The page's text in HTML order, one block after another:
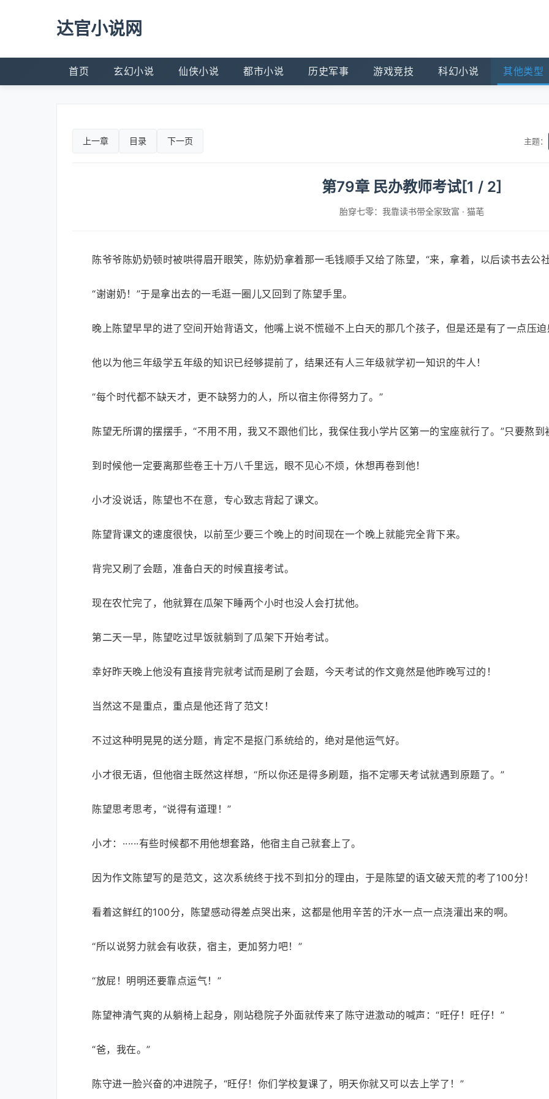
达官小说网
首页 玄幻小说 仙侠小说 都市小说 历史军事 游戏竞技 科幻小说 其他类型
上一章 目录 下一页 主题：
第79章 民办教师考试[1 / 2]
胎穿七零：我靠读书带全家致富 · 猫芼
陈爷爷陈奶奶顿时被哄得眉开眼笑，陈奶奶拿着那一毛钱顺手又给了陈望，“来，拿着，以后读书去公
“谢谢奶！”于是拿出去的一毛逛一圈儿又回到了陈望手里。
晚上陈望早早的进了空间开始背语文，他嘴上说不慌碰不上白天的那几个孩子，但是还是有了一点压
他以为他三年级学五年级的知识已经够提前了，结果还有人三年级就学初一知识的牛人！
“每个时代都不缺天才，更不缺努力的人，所以宿主你得努力了。”
陈望无所谓的摆摆手，“不用不用，我又不跟他们比，我保住我小学片区第一的宝座就行了。”只要熬
到时候他一定要离那些卷王十万八千里远，眼不见心不烦，休想再卷到他！
小才没说话，陈望也不在意，专心致志背起了课文。
陈望背课文的速度很快，以前至少要三个晚上的时间现在一个晚上就能完全背下来。
背完又刷了会题，准备白天的时候直接考试。
现在农忙完了，他就算在瓜架下睡两个小时也没人会打扰他。
第二天一早，陈望吃过早饭就躺到了瓜架下开始考试。
幸好昨天晚上他没有直接背完就考试而是刷了会题，今天考试的作文竟然是他昨晚写过的！
当然这不是重点，重点是他还背了范文！
不过这种明晃晃的送分题，肯定不是抠门系统给的，绝对是他运气好。
小才很无语，但他宿主既然这样想，“所以你还是得多刷题，指不定哪天考试就遇到原题了。”
陈望思考思考，“说得有道理！”
小才：······有些时候都不用他想套路，他宿主自己就套上了。
因为作文陈望写的是范文，这次系统终于找不到扣分的理由，于是陈望的语文破天荒的考了100分！
看着这鲜红的100分，陈望感动得差点哭出来，这都是他用辛苦的汗水一点一点浇灌出来的啊。
“所以说努力就会有收获，宿主，更加努力吧！”
“放屁！明明还要靠点运气！”
陈望神清气爽的从躺椅上起身，刚站稳院子外面就传来了陈守进激动的喊声：“旺仔！旺仔！”
“爸，我在。”
陈守进一脸兴奋的冲进院子，“旺仔！你们学校复课了，明天你就又可以去上学了！”